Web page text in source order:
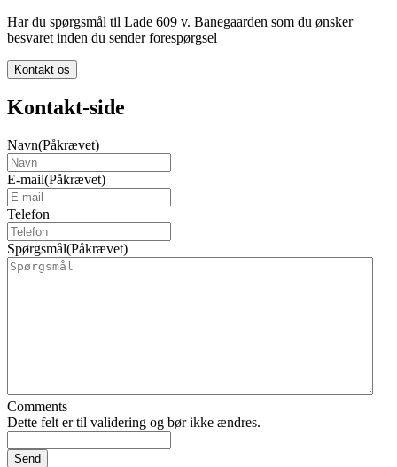
Har du spørgsmål til Lade 609 v. Banegaarden som du ønsker
besvaret inden du sender forespørgsel
Kontakt os
Kontakt-side
Navn(Påkrævet)
E-mail(Påkrævet)
Telefon
Spørgsmål(Påkrævet)
Comments
Dette felt er til validering og bør ikke ændres.